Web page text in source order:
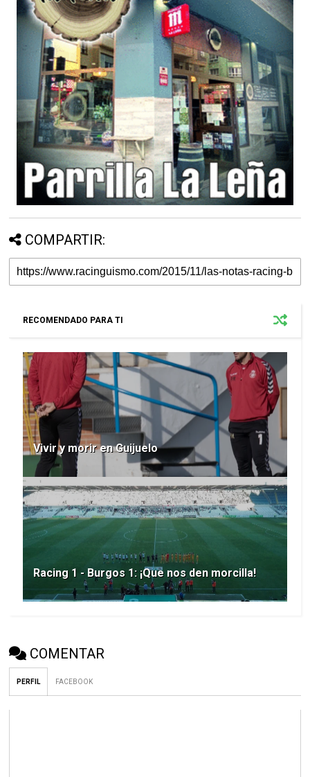
COMPARTIR:
RECOMENDADO PARA TI
Vivir y morir en Guijuelo
Racing 1 - Burgos 1: ¡Que nos den morcilla!
COMENTAR
PERFIL FACEBOOK